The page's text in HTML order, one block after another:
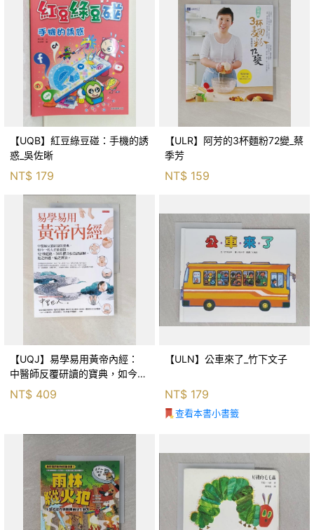
【UQB】紅豆綠豆碰：手機的誘
惑_吳佐晰
NT$ 179
【ULR】阿芳的3杯麵粉72變_蔡
季芳
NT$ 159
【UQJ】易學易用黃帝內經：
中醫師反覆研讀的寶典，如今一
般人也能實踐。12條經絡、365
個穴位白話詳解，經之所過，病
NT$ 409
【ULN】公車來了_竹下文子
NT$ 179
查看本書小書籤